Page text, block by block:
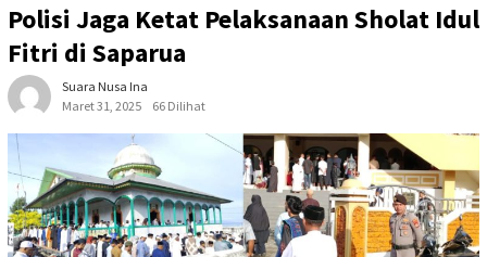
Polisi Jaga Ketat Pelaksanaan Sholat Idul
Fitri di Saparua
Suara Nusa Ina
Maret 31, 2025
66 Dilihat